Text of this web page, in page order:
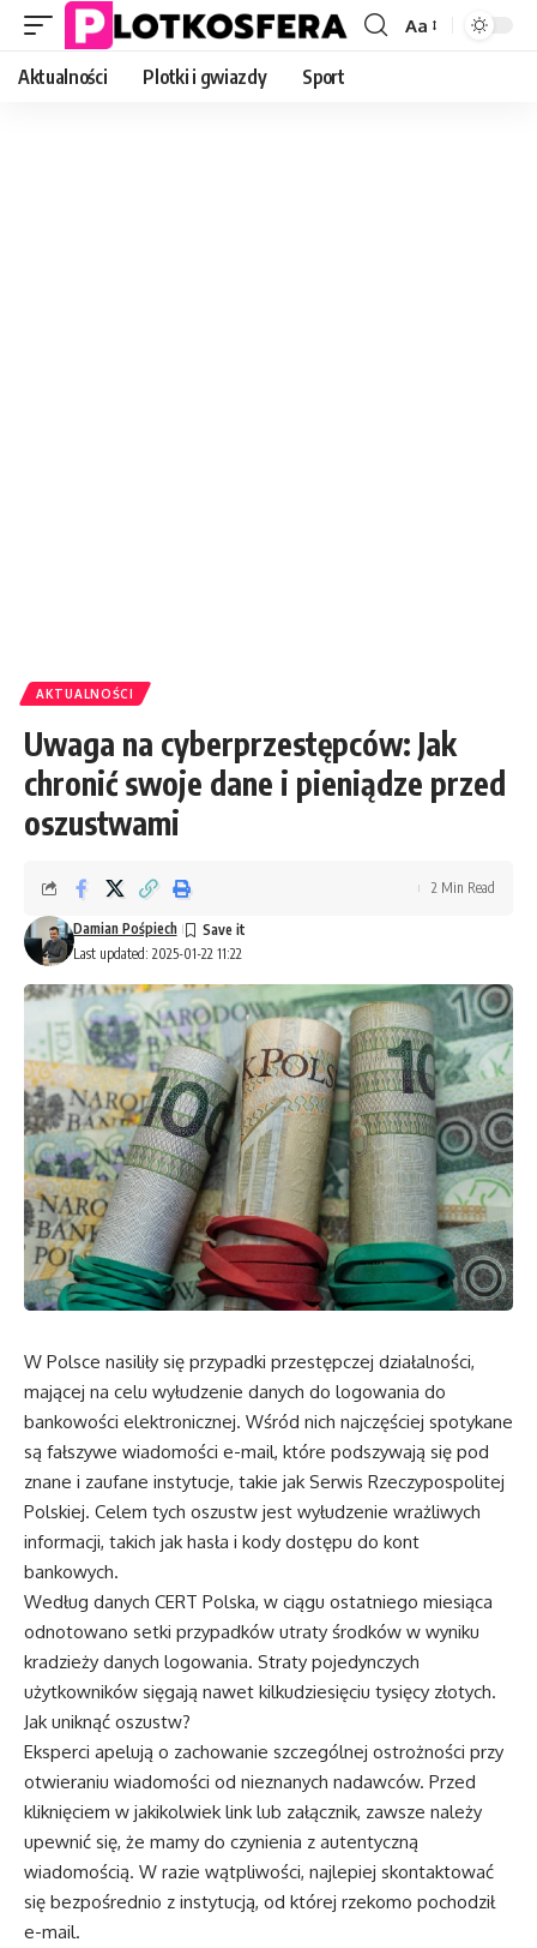
Font
Aa
Aktualności Plotki i gwiazdy Sport
AKTUALNOŚCI
Uwaga na cyberprzestępców: Jak
chronić swoje dane i pieniądze przed
oszustwami
Last updated: 2025-01-22 11:22
Damian Pośpiech
2 Min Read
W Polsce nasiliły się przypadki przestępczej działalności,
mającej na celu wyłudzenie danych do logowania do
bankowości elektronicznej. Wśród nich najczęściej spotykane
są fałszywe wiadomości e-mail, które podszywają się pod
znane i zaufane instytucje, takie jak Serwis Rzeczypospolitej
Polskiej. Celem tych oszustw jest wyłudzenie wrażliwych
informacji, takich jak hasła i kody dostępu do kont
bankowych.
Według danych CERT Polska, w ciągu ostatniego miesiąca
odnotowano setki przypadków utraty środków w wyniku
kradzieży danych logowania. Straty pojedynczych
użytkowników sięgają nawet kilkudziesięciu tysięcy złotych.
Jak uniknąć oszustw?
Eksperci apelują o zachowanie szczególnej ostrożności przy
otwieraniu wiadomości od nieznanych nadawców. Przed
kliknięciem w jakikolwiek link lub załącznik, zawsze należy
upewnić się, że mamy do czynienia z autentyczną
wiadomością. W razie wątpliwości, najlepiej skontaktować
się bezpośrednio z instytucją, od której rzekomo pochodził
e-mail.